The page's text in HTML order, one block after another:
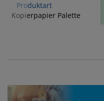
Produktart
Kopierpapier Palette